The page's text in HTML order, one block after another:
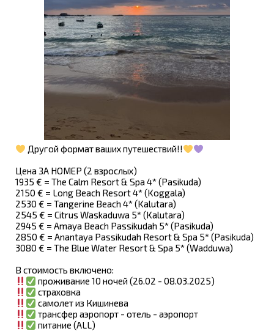
Другой формат ваших путешествий!!
Цена ЗА НОМЕР (2 взрослых)
1935 € = The Calm Resort & Spa 4* (Pasikuda)
2150 € = Long Beach Resort 4* (Koggala)
2530 € = Tangerine Beach 4* (Kalutara)
2545 € = Citrus Waskaduwa 5* (Kalutara)
2945 € = Amaya Beach Passikudah 5* (Pasikuda)
2850 € = Anantaya Passikudah Resort & Spa 5* (Pasikuda)
3080 € = The Blue Water Resort & Spa 5* (Wadduwa)
В стоимость включено:
проживание 10 ночей (26.02 - 08.03.2025)
страховка
самолет из Кишинева
трансфер аэропорт - отель - аэропорт
питание (ALL)